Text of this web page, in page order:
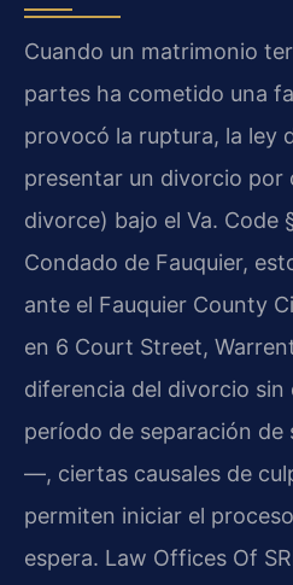
Cuando un matrimonio
partes ha cometido una
provocó la ruptura, la ley
presentar un divorcio por
divorce) bajo el Va. Code
Condado de Fauquier,
ante el Fauquier County
en 6 Court Street,
diferencia del divorcio
período de separación de
—, ciertas causales de
permiten iniciar el
espera. Law Offices Of